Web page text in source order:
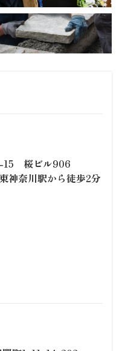
15 桜ビル906
神奈川駅から徒歩2分